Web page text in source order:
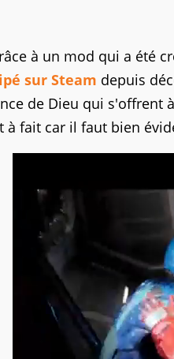
à un mod qui a été
sur Steam depuis
de Dieu qui s'offrent
à fait car il faut bien